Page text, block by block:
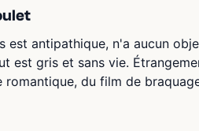
est antipathique, n'a aucun
est gris et sans vie.
du film de